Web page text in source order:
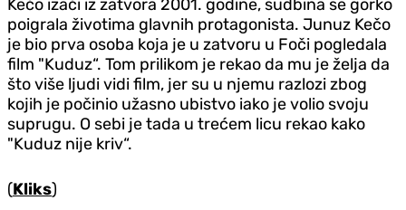
Kečo izaći iz zatvora 2001. godine, sudbina se gorko
poigrala životima glavnih protagonista. Junuz Kečo
je bio prva osoba koja je u zatvoru u Foči pogledala
film "Kuduz“. Tom prilikom je rekao da mu je želja da
što više ljudi vidi film, jer su u njemu razlozi zbog
kojih je počinio užasno ubistvo iako je volio svoju
suprugu. O sebi je tada u trećem licu rekao kako
"Kuduz nije kriv“.
(Kliks)